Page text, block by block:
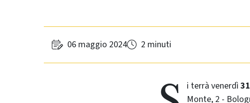
06 maggio 2024 2 minuti
i terrà venerdì
Monte, 2 -